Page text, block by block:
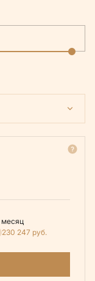
230 247 руб.